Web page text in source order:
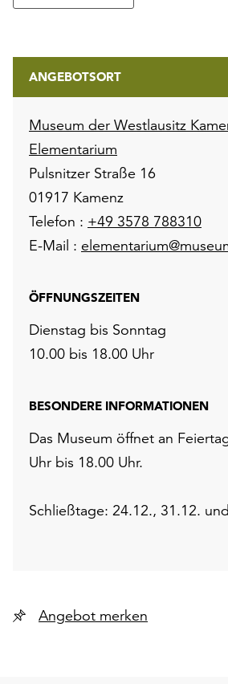
ANGEBOTSORT
Museum der Westlausitz
Elementarium
Pulsnitzer Straße 16
01917 Kamenz
Telefon : +49 3578 788310
E-Mail :
ÖFFNUNGSZEITEN
Dienstag bis Sonntag
10.00 bis 18.00 Uhr
BESONDERE INFORMATIONEN
Das Museum öffnet an
Uhr bis 18.00 Uhr.
Schließtage: 24.12., 31.12.
Angebot merken